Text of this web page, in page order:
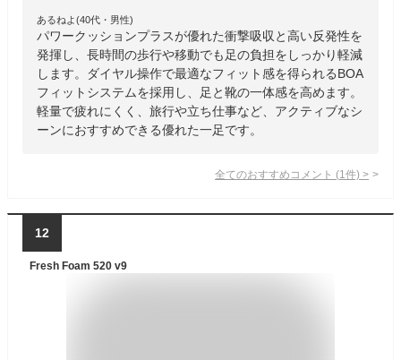
あるねよ(40代・男性)
パワークッションプラスが優れた衝撃吸収と高い反発性を
発揮し、長時間の歩行や移動でも足の負担をしっかり軽減
します。ダイヤル操作で最適なフィット感を得られるBOA
フィットシステムを採用し、足と靴の一体感を高めます。
軽量で疲れにくく、旅行や立ち仕事など、アクティブなシ
ーンにおすすめできる優れた一足です。
全てのおすすめコメント (1 件) >
12
Fresh Foam 520 v9